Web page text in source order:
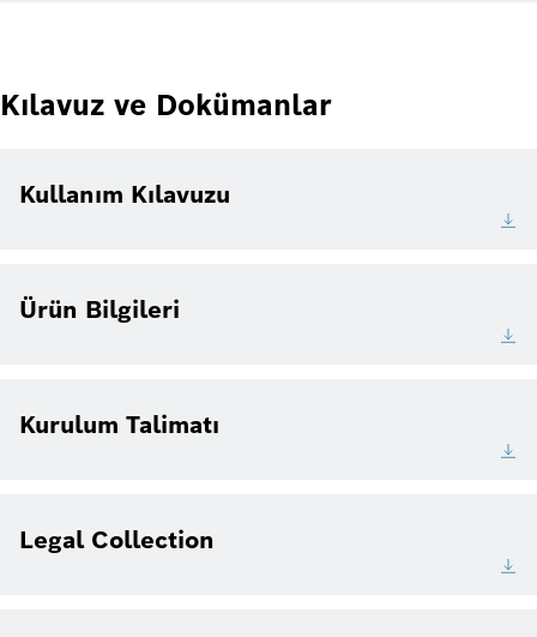
Kılavuz ve Dokümanlar
Kullanım Kılavuzu
Ürün Bilgileri
Kurulum Talimatı
Legal Collection